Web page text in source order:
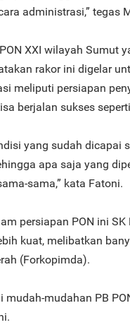
administrasi,” tegas
XXI wilayah Sumut
rakor ini digelar
meliputi persiapan
berjalan sukses
yang sudah dicapai
apa saja yang
sama,” kata Fatoni.
persiapan PON ini SK
kuat, melibatkan
(Forkopimda).
mudah-mudahan PB